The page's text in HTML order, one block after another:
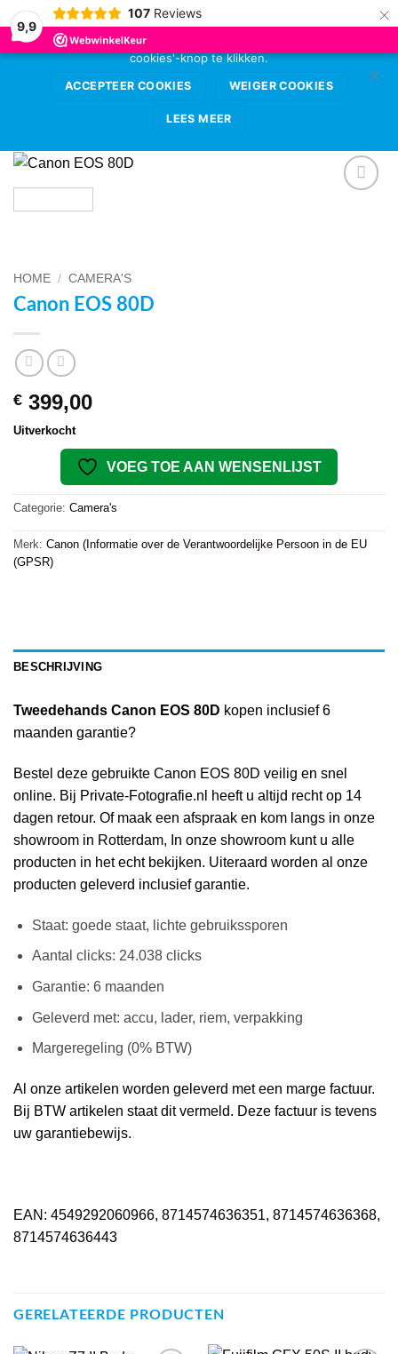
9,9
107 Reviews ×
0
HOME / CAMERA'S
Canon EOS 80D
€ 399,00
Uitverkocht
VOEG TOE AAN WENSENLIJST
Categorie: Camera's
Merk: Canon (Informatie over de Verantwoordelijke Persoon in de EU
(GPSR)
BESCHRIJVING
Tweedehands Canon EOS 80D kopen inclusief 6
maanden garantie?
Bestel deze gebruikte Canon EOS 80D veilig en snel
online. Bij Private-Fotografie.nl heeft u altijd recht op 14
dagen retour. Of maak een afspraak en kom langs in onze
showroom in Rotterdam, In onze showroom kunt u alle
producten in het echt bekijken. Uiteraard worden al onze
producten geleverd inclusief garantie.
Staat: goede staat, lichte gebruikssporen
Aantal clicks: 24.038 clicks
Garantie: 6 maanden
Geleverd met: accu, lader, riem, verpakking
Margeregeling (0% BTW)
Al onze artikelen worden geleverd met een marge factuur.
Bij BTW artikelen staat dit vermeld. Deze factuur is tevens
uw garantiebewijs.
EAN: 4549292060966, 8714574636351, 8714574636368,
8714574636443
GERELATEERDE PRODUCTEN
Deze website gebruikt cookies voor de beste
gebruikerservaring. Sta deze toe door op de 'accepteer
cookies'-knop te klikken.
ACCEPTEER COOKIES WEIGER COOKIES
LEES MEER